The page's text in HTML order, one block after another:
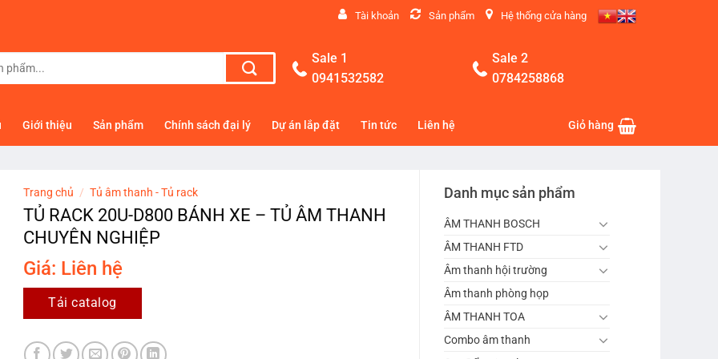
Tài khoản Sản phẩm Hệ thống cửa hàng
Sale 1
0941532582
Sale 2
0784258868
Giới thiệu Sản phẩm Chính sách đại lý Dự án lắp đặt Tin tức Liên hệ Giỏ hàng
Danh mục sản phẩm
ÂM THANH BOSCH
ÂM THANH FTD
Âm thanh hội trường
Âm thanh phòng họp
ÂM THANH TOA
Combo âm thanh
Trang chủ / Tủ âm thanh - Tủ rack
TỦ RACK 20U-D800 BÁNH XE – TỦ ÂM THANH
CHUYÊN NGHIỆP
Giá: Liên hệ
Tải catalog